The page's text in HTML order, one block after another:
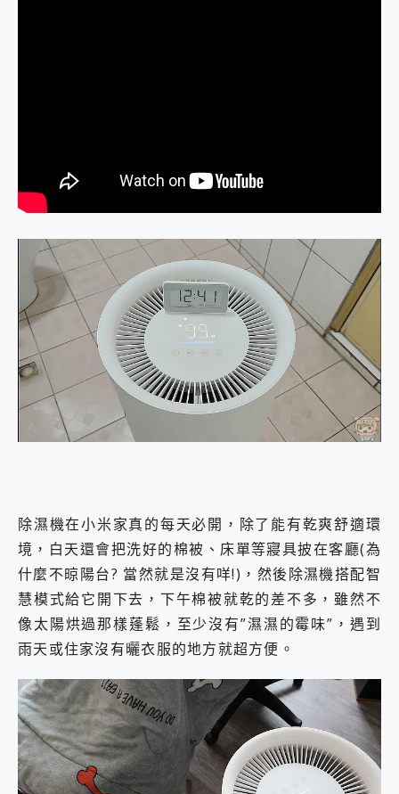
除濕機在小米家真的每天必開，除了能有乾爽舒適環
境，白天還會把洗好的棉被、床單等寢具披在客廳(為
什麼不晾陽台? 當然就是沒有咩!)，然後除濕機搭配智
慧模式給它開下去，下午棉被就乾的差不多，雖然不
像太陽烘過那樣蓬鬆，至少沒有”濕濕的霉味”，遇到
雨天或住家沒有曬衣服的地方就超方便。